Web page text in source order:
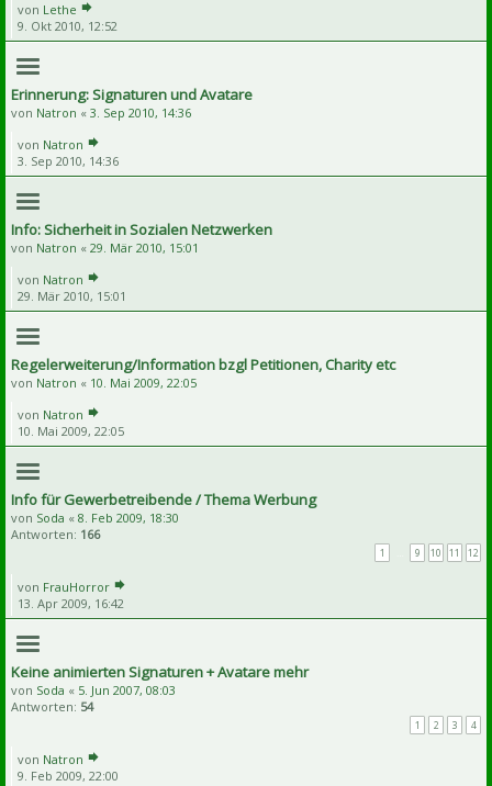
von Lethe
9. Okt 2010, 12:52
Erinnerung: Signaturen und Avatare
von Natron « 3. Sep 2010, 14:36
von Natron
3. Sep 2010, 14:36
Info: Sicherheit in Sozialen Netzwerken
von Natron « 29. Mär 2010, 15:01
von Natron
29. Mär 2010, 15:01
Regelerweiterung/Information bzgl Petitionen, Charity etc
von Natron « 10. Mai 2009, 22:05
von Natron
10. Mai 2009, 22:05
Info für Gewerbetreibende / Thema Werbung
von Soda « 8. Feb 2009, 18:30
Antworten: 166
1 9 10 11 12
von FrauHorror
13. Apr 2009, 16:42
Keine animierten Signaturen + Avatare mehr
von Soda « 5. Jun 2007, 08:03
Antworten: 54
1 2 3 4
von Natron
9. Feb 2009, 22:00